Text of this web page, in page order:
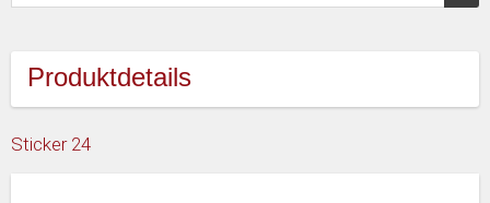
Produktdetails
Sticker 24